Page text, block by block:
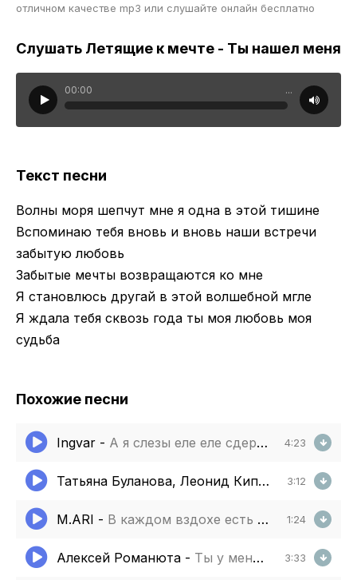
отличном качестве mp3 или слушайте онлайн бесплатно
Слушать Летящие к мечте - Ты нашел меня
00:00 ...
Текст песни
Волны моря шепчут мне я одна в этой тишине
Вспоминаю тебя вновь и вновь наши встречи
забытую любовь
Забытые мечты возвращаются ко мне
Я становлюсь другай в этой волшебной мгле
Я ждала тебя сквозь года ты моя любовь моя
судьба
Похожие песни
Ingvar - А я слезы еле еле сдерживаю вновь 4:23
Татьяна Буланова, Леонид Кипа- Накрыло
3:12
M.ARI - В каждом вздохе есть любовь повторяю вновь и вновь 1:24
Алексей Романюта - Ты у меня одна 3:33